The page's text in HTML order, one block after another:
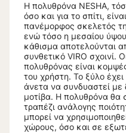
Η πολυθρόνα NESHA,
όσο και για το σπίτι,
πανέμορφος σκελετός
ενώ τόσο η μεσαίου
κάθισμα αποτελούνται
συνθετικό VIRO σχοινί.
πολυθρόνας είναι
του χρήστη. Το ξύλο
άνετα να συνδυαστεί με
μοτίβα. Η πολυθρόνα θα
τραπέζι ανάλογης
μπορεί να
χώρους, όσο και σε